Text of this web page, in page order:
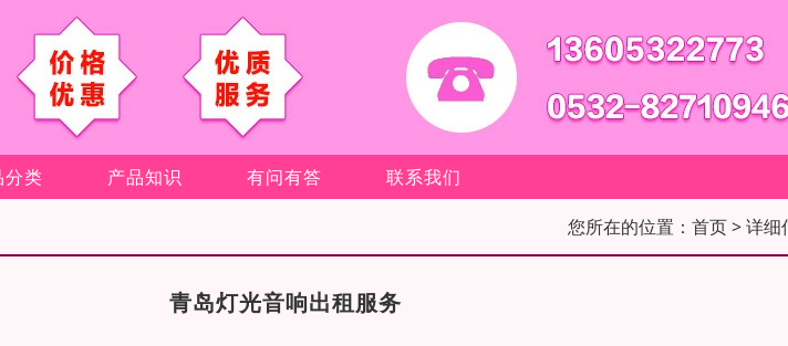
分类 产品知识 有问有答 联系我们
您所在的位置： 首页> 详细
青岛灯光音响出租服务